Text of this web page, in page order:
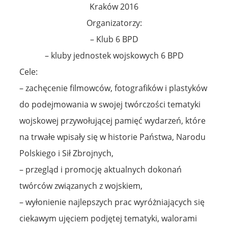
Kraków 2016
Organizatorzy:
– Klub 6 BPD
– kluby jednostek wojskowych 6 BPD
Cele:
– zachęcenie filmowców, fotografików i plastyków
do podejmowania w swojej twórczości tematyki
wojskowej przywołującej pamięć wydarzeń, które
na trwałe wpisały się w historie Państwa, Narodu
Polskiego i Sił Zbrojnych,
– przegląd i promocję aktualnych dokonań
twórców związanych z wojskiem,
– wyłonienie najlepszych prac wyróżniających się
ciekawym ujęciem podjętej tematyki, walorami